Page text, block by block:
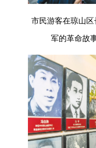
市民游客在琼山
军的革命故